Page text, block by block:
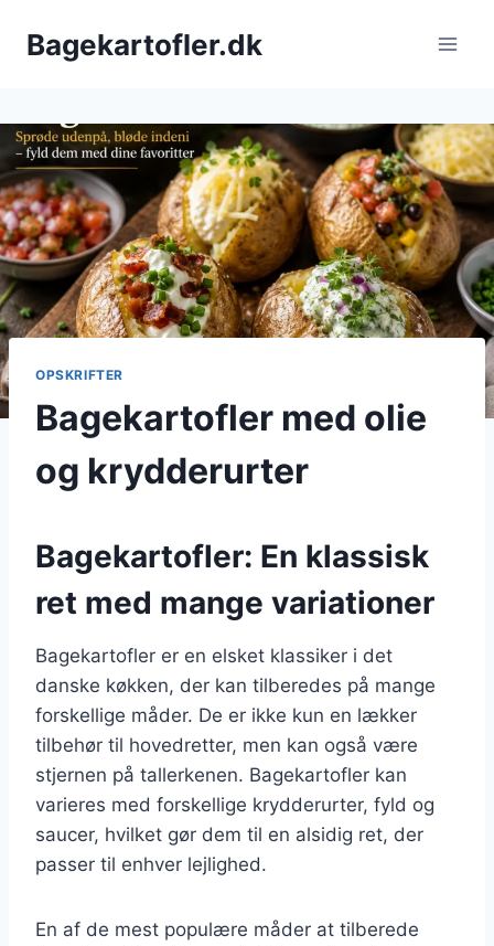
Bagekartofler.dk
OPSKRIFTER
Bagekartofler med olie
og krydderurter
Bagekartofler: En klassisk
ret med mange variationer
Bagekartofler er en elsket klassiker i det
danske køkken, der kan tilberedes på mange
forskellige måder. De er ikke kun en lækker
tilbehør til hovedretter, men kan også være
stjernen på tallerkenen. Bagekartofler kan
varieres med forskellige krydderurter, fyld og
saucer, hvilket gør dem til en alsidig ret, der
passer til enhver lejlighed.
En af de mest populære måder at tilberede